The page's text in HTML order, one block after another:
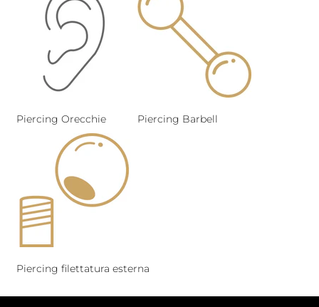
Piercing Orecchie Piercing Barbell
Piercing filettatura esterna